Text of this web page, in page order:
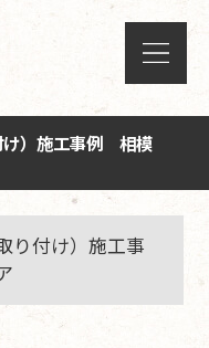
け）施工事例 相模
り付け）施工事